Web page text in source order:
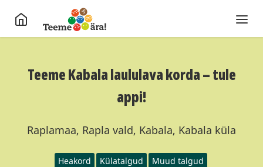
Teeme Kabala laululava korda – tule
appi!
Raplamaa, Rapla vald, Kabala, Kabala küla
Heakord Külatalgud Muud talgud